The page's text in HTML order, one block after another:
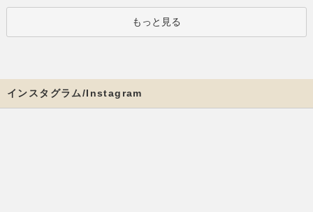
もっと見る
インスタグラム/Instagram